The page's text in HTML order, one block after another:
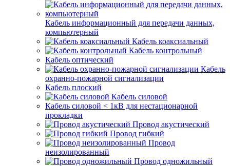
Кабель информационный для передачи данных,
компьютерный
Кабель коаксиальный
Кабель контрольный
Кабель оптический
Кабель
охранно-пожарной сигнализации
Кабель плоский
Кабель силовой
Кабель силовой < 1кВ для нестационарной
прокладки
Провод акустический
Провод гибкий
Провод
неизолированный
Провод одножильный